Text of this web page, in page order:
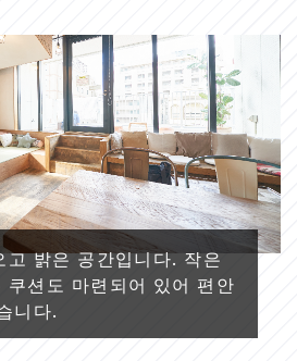
고 밝은 공간입니다. 작은
쿠션도 마련되어 있어 편안
니다.